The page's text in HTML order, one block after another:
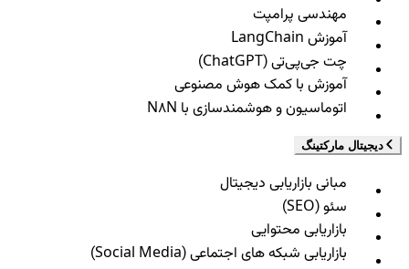
مهندسی پرامپت
آموزش LangChain
چت جی‌پی‌تی (ChatGPT)
آموزش با کمک هوش مصنوعی
اتوماسیون و هوشمندسازی با N8N
دیجیتال مارکتینگ
مبانی بازاریابی دیجیتال
سئو (SEO)
بازاریابی محتوایی
بازاریابی شبکه های اجتماعی (Social Media)